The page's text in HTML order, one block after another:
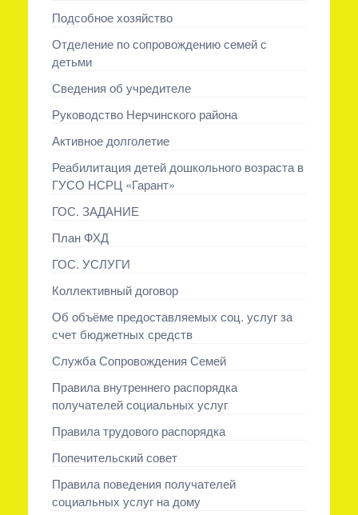
Подсобное хозяйство
Отделение по сопровождению семей с
детьми
Сведения об учредителе
Руководство Нерчинского района
Активное долголетие
Реабилитация детей дошкольного возраста в
ГУСО НСРЦ «Гарант»
ГОС. ЗАДАНИЕ
План ФХД
ГОС. УСЛУГИ
Коллективный договор
Об объёме предоставляемых соц. услуг за
счет бюджетных средств
Служба Сопровождения Семей
Правила внутреннего распорядка
получателей социальных услуг
Правила трудового распорядка
Попечительский совет
Правила поведения получателей
социальных услуг на дому